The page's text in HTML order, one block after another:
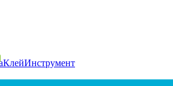
КлейИнструмент